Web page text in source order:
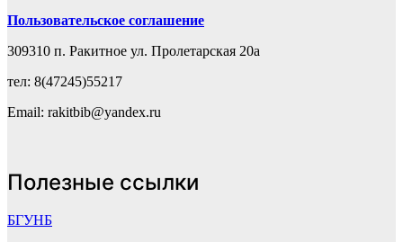
Пользовательское соглашение
309310 п. Ракитное ул. Пролетарская 20а
тел: 8(47245)55217
Email: rakitbib@yandex.ru
Полезные ссылки
БГУНБ